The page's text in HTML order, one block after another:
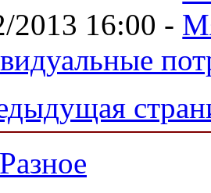
2013 16:00 -
Разное